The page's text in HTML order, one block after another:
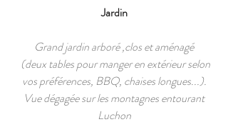
Jardin
Grand jardin arboré ,clos et aménagé
(deux tables pour manger en extérieur selon
vos préférences, BBQ, chaises longues...).
Vue dégagée sur les montagnes entourant
Luchon